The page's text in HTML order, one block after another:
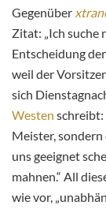
Gegenüber
Zitat: „Ich suche
Entscheidung
weil der
sich
Westen schreibt:
Meister, sondern
uns geeignet
mahnen.“ All
wie vor,